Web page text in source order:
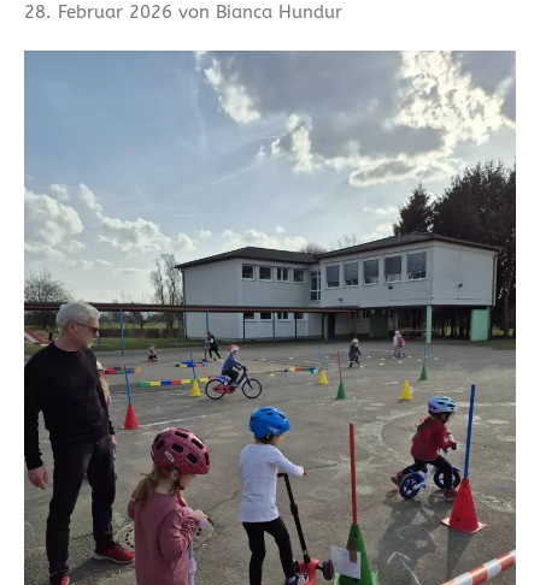
28. Februar 2026 von Bianca Hundur